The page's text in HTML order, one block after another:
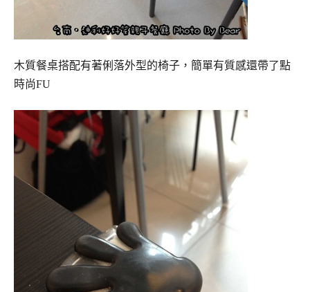
木質餐桌搭配有著俐落外型的椅子，簡單有質感還帶了點
時尚FU